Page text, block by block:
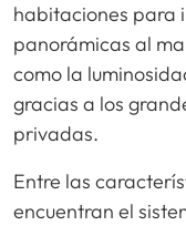
habitaciones para
panorámicas al
como la
gracias a los
privadas.
Entre las
encuentran el